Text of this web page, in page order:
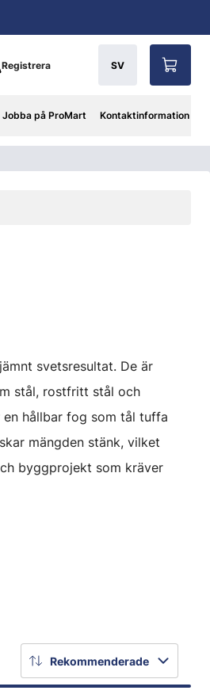
Registrera SV
Jobba på ProMart Kontaktinformation
svetsresultat. De är
stål, rostfritt stål och
hållbar fog som tål tuffa
mängden stänk, vilket
byggprojekt som kräver
Rekommenderade